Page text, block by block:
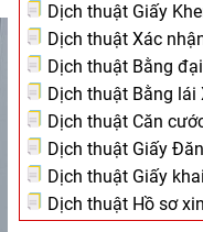
Dịch thuật Giấy
Dịch thuật Xác
Dịch thuật Bằng
Dịch thuật Bằng lái
Dịch thuật Căn
Dịch thuật Giấy
Dịch thuật Giấy
Dịch thuật Hồ sơ